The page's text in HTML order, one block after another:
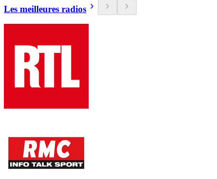
Les meilleures radios